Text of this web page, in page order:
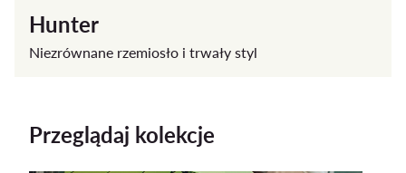
Hunter
Niezrównane rzemiosło i trwały styl
Przeglądaj kolekcje